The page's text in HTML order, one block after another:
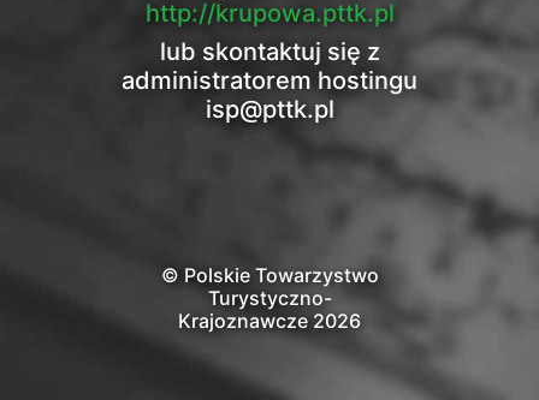
http://krupowa.pttk.pl
lub skontaktuj się z
administratorem hostingu
isp@pttk.pl
© Polskie Towarzystwo
Turystyczno-
Krajoznawcze 2026